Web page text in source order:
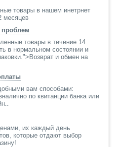
товары в нашем инетрнет
месяцев
проблем
товары в течение 14
в нормальном состоянии и
и обмен на
вам способами:
по квитанции банка или
их каждый день
которые отдают выбор